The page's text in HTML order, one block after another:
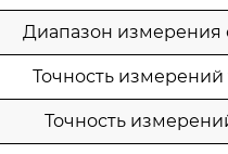
Диапазон измерения
Точность
Точность